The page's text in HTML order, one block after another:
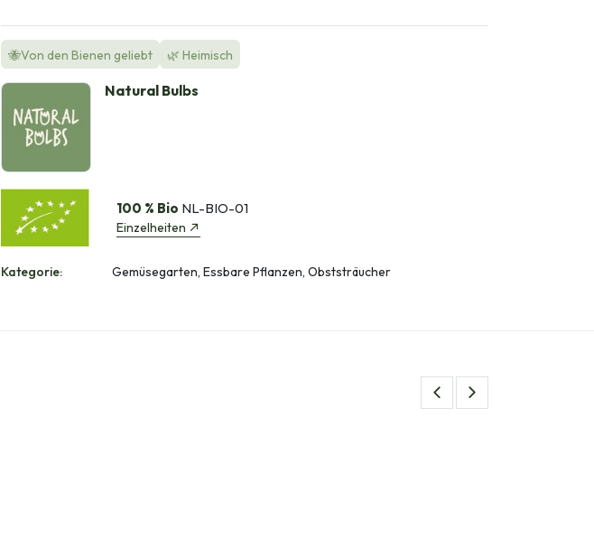
🐝Von den Bienen geliebt 🌿 Heimisch
Natural Bulbs
100 % Bio NL-BIO-01
Einzelheiten
Kategorie: Gemüsegarten, Essbare Pflanzen, Obststräucher